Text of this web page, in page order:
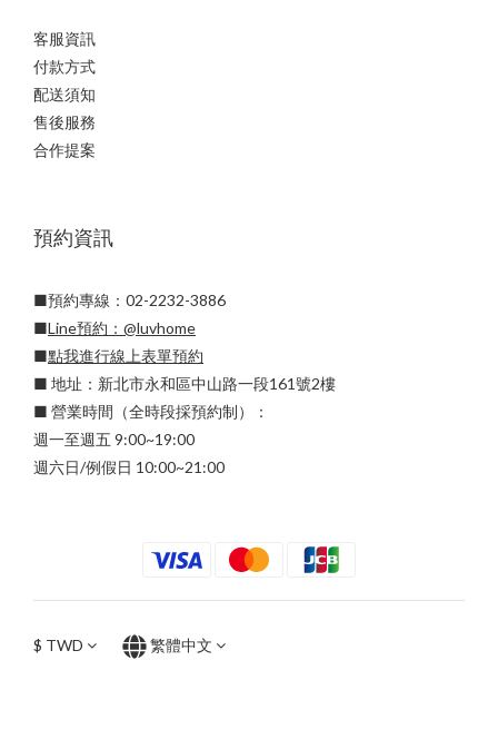
客服資訊
付款方式
配送須知
售後服務
合作提案
預約資訊
■預約專線：02-2232-3886
■Line預約： @luvhome
■點我進行線上表單預約
■ 地址：新北市永和區中山路一段161號2樓
■ 營業時間（全時段採預約制）：
週一至週五 9:00~19:00
週六日/例假日 10:00~21:00
$ TWD 繁體中文